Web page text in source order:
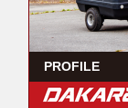
PROFILE